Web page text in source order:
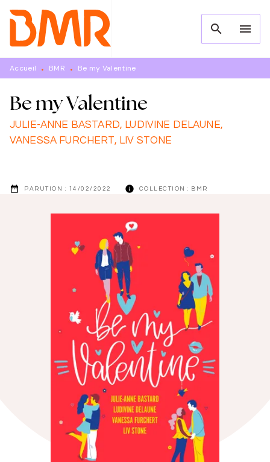
MENU RECHERCHE
PIED DE PAGE
search menu
Accueil • BMR • Be my Valentine
Be my Valentine
JULIE-ANNE BASTARD, LUDIVINE DELAUNE,
VANESSA FURCHERT, LIV STONE
date_range PARUTION : 14/02/2022 info COLLECTION : BMR